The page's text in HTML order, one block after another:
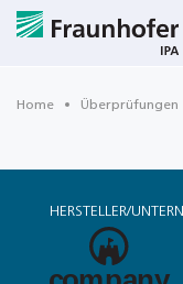
Home Überprüfungen
HERSTELLER/